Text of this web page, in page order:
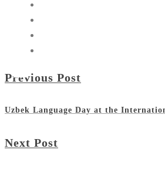
Previous Post
Uzbek Language Day at the
Next Post